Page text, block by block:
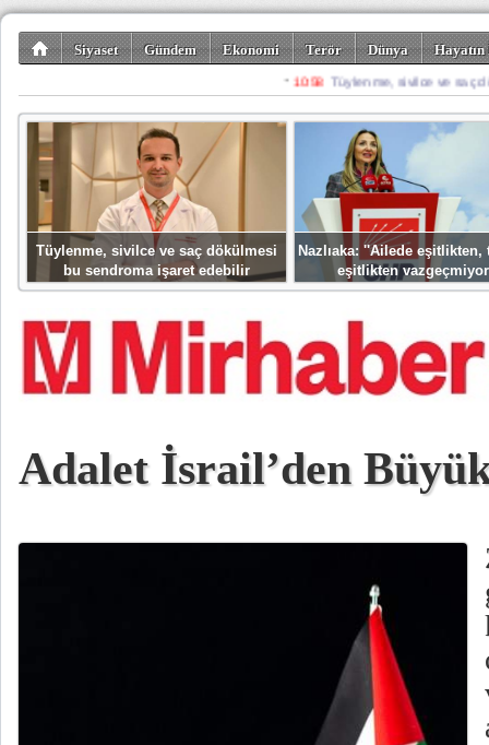
Siyaset Gündem Ekonomi Terör Dünya
Gezi-Turizm Spor Misafir
Tüylenme, sivilce ve saç dökülmesi
bu sendroma işaret edebilir
Nazlıaka: ''Ailede eşitlikten,
eşitlikten
Adalet İsrail’den